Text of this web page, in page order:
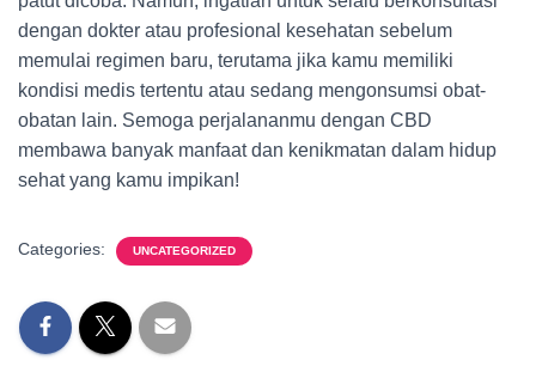
dengan dokter atau profesional kesehatan sebelum
memulai regimen baru, terutama jika kamu memiliki
kondisi medis tertentu atau sedang mengonsumsi obat-
obatan lain. Semoga perjalananmu dengan CBD
membawa banyak manfaat dan kenikmatan dalam hidup
sehat yang kamu impikan!
Categories: UNCATEGORIZED